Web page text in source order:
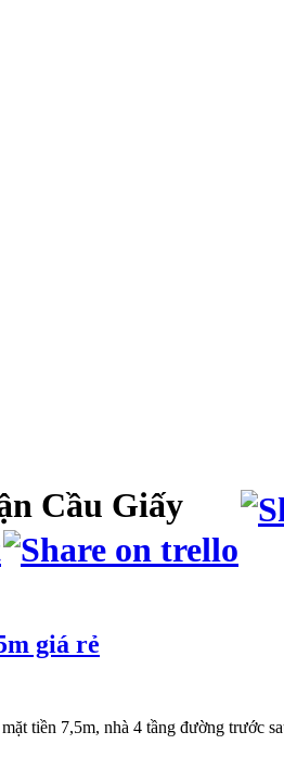
Cầu Giấy
giá rẻ
tiền 7,5m, nhà 4 tầng đường trước